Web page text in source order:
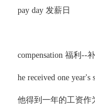
pay day 发薪日
compensation 福利--
he received one
他得到一年的工资作